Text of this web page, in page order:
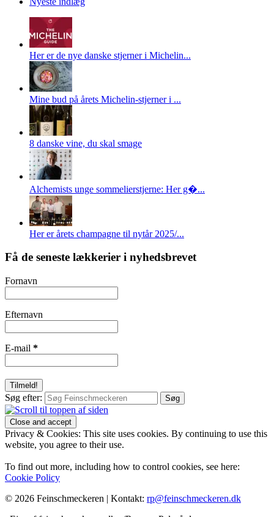
Her er de nye danske stjerner i Michelin...
Mine bud på årets Michelin-stjerner i ...
8 danske vine, du skal smage
Alchemists unge sommelierstjerne: Her g�...
Her er årets champagne til nytår 2025/...
Få de seneste lækkerier i nyhedsbrevet
Fornavn
Efternavn
E-mail *
Søg efter:
Privacy & Cookies: This site uses cookies. By continuing to use this
website, you agree to their use.
To find out more, including how to control cookies, see here:
Cookie Policy
© 2026 Feinschmeckeren | Kontakt: rp@feinschmeckeren.dk